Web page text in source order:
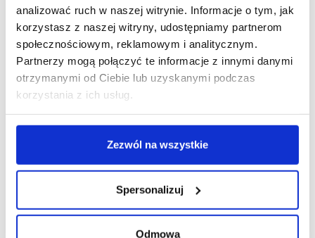
analizować ruch w naszej witrynie. Informacje o tym, jak
korzystasz z naszej witryny, udostępniamy partnerom
społecznościowym, reklamowym i analitycznym.
Partnerzy mogą połączyć te informacje z innymi danymi
otrzymanymi od Ciebie lub uzyskanymi podczas
korzystania z ich usług.
Zezwól na wszystkie
Spersonalizuj
Odmowa